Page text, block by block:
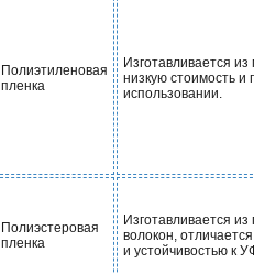
Полиэтиленовая
пленка
Изготавливается
низкую стоимость и
использовании.
Полиэстеровая
пленка
Изготавливается
волокон,
и устойчивостью к